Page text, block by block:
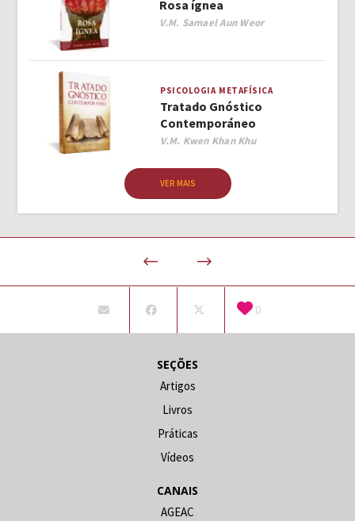
Rosa ígnea
Author
V.M. Samael Aun Weor
PSICOLOGIA METAFÍSICA
Tratado Gnóstico
Contemporáneo
Author
V.M. Kwen Khan Khu
VER MAIS
0
SEÇÕES
Artigos
Livros
Práticas
Vídeos
CANAIS
AGEAC